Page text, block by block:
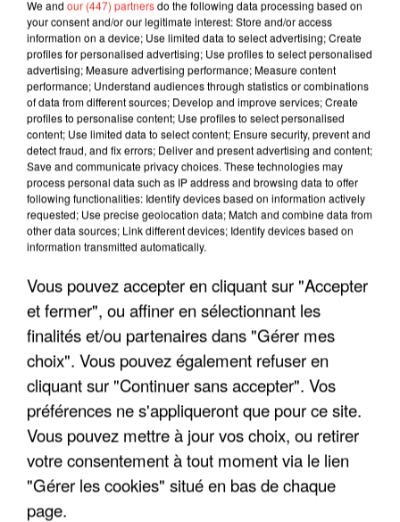
LES INTERVIEWS CHANTE
Voir plus
"JE SUIS À DISPOSITION DES
ENFOIRÉS"
"ON A TOUS LE TRAC"
We and our (447) partnersdo the following data processing based on
your consent and/or our legitimate interest: Store and/or access
information on a device; Use limited data to select advertising; Create
profiles for personalised advertising; Use profiles to select personalised
advertising; Measure advertising performance; Measure content
performance; Understand audiences through statistics or combinations
of data from different sources; Develop and improve services; Create
profiles to personalise content; Use profiles to select personalised
content; Use limited data to select content; Ensure security, prevent and
detect fraud, and fix errors; Deliver and present advertising and content;
Save and communicate privacy choices. These technologies may
process personal data such as IP address and browsing data to offer
following functionalities: Identify devices based on information actively
requested; Use precise geolocation data; Match and combine data from
other data sources; Link different devices; Identify devices based on
information transmitted automatically.
Vous pouvez accepter en cliquant sur "Accepter
et fermer", ou affiner en sélectionnant les
finalités et/ou partenaires dans "Gérer mes
choix". Vous pouvez également refuser en
cliquant sur "Continuer sans accepter". Vos
préférences ne s'appliqueront que pour ce site.
Vous pouvez mettre à jour vos choix, ou retirer
votre consentement à tout moment via le lien
"Gérer les cookies" situé en bas de chaque
page.